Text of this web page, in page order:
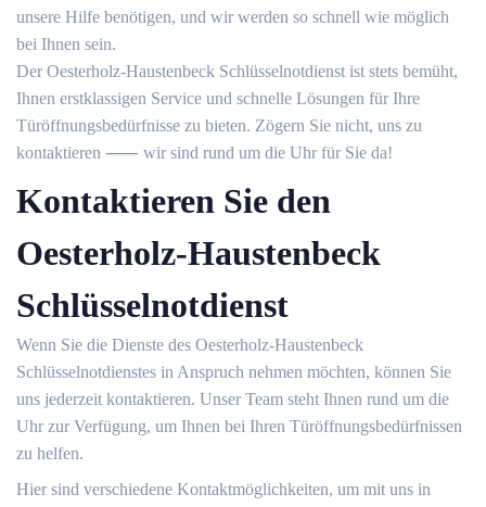
unsere Hilfe benötigen, und wir werden so schnell wie möglich
bei Ihnen sein.​
Der Oesterholz-Haustenbeck Schlüsselnotdienst ist stets bemüht,
Ihnen erstklassigen Service und schnelle Lösungen für Ihre
Türöffnungsbedürfnisse zu bieten.​ Zögern Sie nicht, uns zu
kontaktieren ⸺ wir sind rund um die Uhr für Sie da!​
Kontaktieren Sie den
Oesterholz-Haustenbeck
Schlüsselnotdienst
Wenn Sie die Dienste des Oesterholz-Haustenbeck
Schlüsselnotdienstes in Anspruch nehmen möchten, können Sie
uns jederzeit kontaktieren.​ Unser Team steht Ihnen rund um die
Uhr zur Verfügung, um Ihnen bei Ihren Türöffnungsbedürfnissen
zu helfen.​
Hier sind verschiedene Kontaktmöglichkeiten, um mit uns in